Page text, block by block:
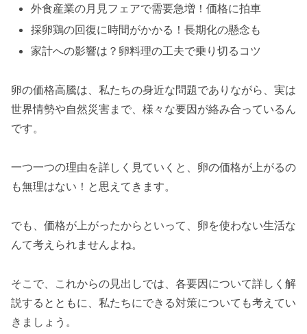
外食産業の月見フェアで需要急増！価格に拍車
採卵鶏の回復に時間がかかる！長期化の懸念も
家計への影響は？卵料理の工夫で乗り切るコツ
卵の価格高騰は、私たちの身近な問題でありながら、実は
世界情勢や自然災害まで、様々な要因が絡み合っているん
です。
一つ一つの理由を詳しく見ていくと、卵の価格が上がるの
も無理はない！と思えてきます。
でも、価格が上がったからといって、卵を使わない生活な
んて考えられませんよね。
そこで、これからの見出しでは、各要因について詳しく解
説するとともに、私たちにできる対策についても考えてい
きましょう。